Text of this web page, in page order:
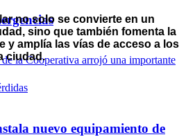
nuevo equipamiento de
no solo se convierte en un
sino que también fomenta la
y amplía las vías de acceso a los
ciudad.